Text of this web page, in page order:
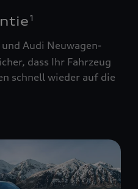
1
und Audi Neuwagen-
dass Ihr Fahrzeug
schnell wieder auf die